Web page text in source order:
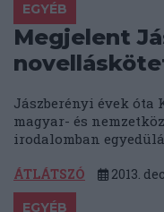
EGYÉB
Megjelent
Jászberényi évek
magyar- és
irodalomban
ÁTLÁTSZÓ 2013.
EGYÉB